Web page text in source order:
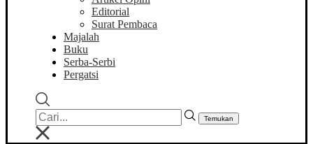
Editorial
Surat Pembaca
Majalah
Buku
Serba-Serbi
Pergatsi
Temukan